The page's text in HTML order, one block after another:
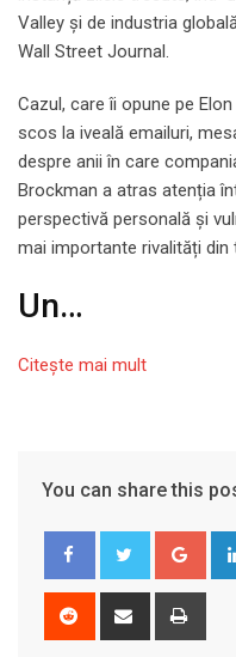
Valley și de industria
Wall Street Journal.
Cazul, care îi opune pe
scos la iveală emailuri,
despre anii în care
Brockman a atras atenția
perspectivă personală și
mai importante rivalități din
Un…
Citeşte mai mult
You can share this
Reddit
Share